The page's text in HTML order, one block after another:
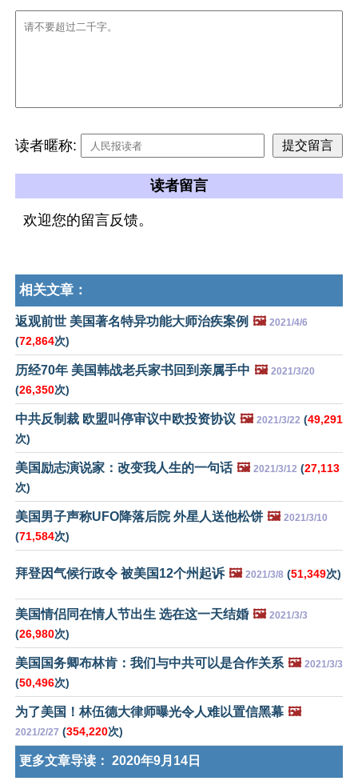
读者暱称:
读者留言
欢迎您的留言反馈。
相关文章：
返观前世 美国著名特异功能大师治疾案例 🖼️ 2021/4/6
(72,864次)
历经70年 美国韩战老兵家书回到亲属手中 🖼️ 2021/3/20
(26,350次)
中共反制裁 欧盟叫停审议中欧投资协议 🖼️ 2021/3/22 (49,291
次)
美国励志演说家：改变我人生的一句话 🖼️ 2021/3/12 (27,113
次)
美国男子声称UFO降落后院 外星人送他松饼 🖼️ 2021/3/10
(71,584次)
拜登因气候行政令 被美国12个州起诉 🖼️ 2021/3/8 (51,349次)
美国情侣同在情人节出生 选在这一天结婚 🖼️ 2021/3/3
(26,980次)
美国国务卿布林肯：我们与中共可以是合作关系 🖼️ 2021/3/3
(50,496次)
为了美国！林伍德大律师曝光令人难以置信黑幕 🖼️
2021/2/27 (354,220次)
更多文章导读： 2020年9月14日